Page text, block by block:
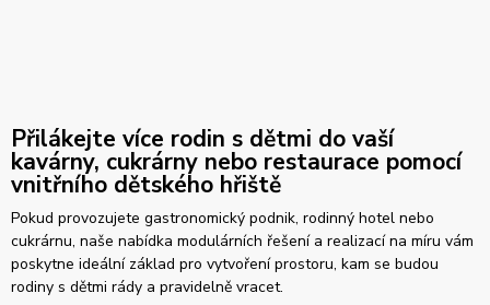
Přilákejte více rodin s dětmi do vaší
kavárny, cukrárny nebo restaurace pomocí
vnitřního dětského hřiště
Pokud provozujete gastronomický podnik, rodinný hotel nebo
cukrárnu, naše nabídka modulárních řešení a realizací na míru vám
poskytne ideální základ pro vytvoření prostoru, kam se budou
rodiny s dětmi rády a pravidelně vracet.